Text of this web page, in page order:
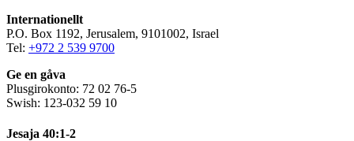
Internationellt
P.O. Box 1192, Jerusalem, 9101002, Israel
Tel: +972 2 539 9700
Ge en gåva
Plusgirokonto: 72 02 76-5
Swish: 123-032 59 10
Jesaja 40:1-2